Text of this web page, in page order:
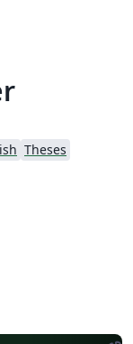
Theses